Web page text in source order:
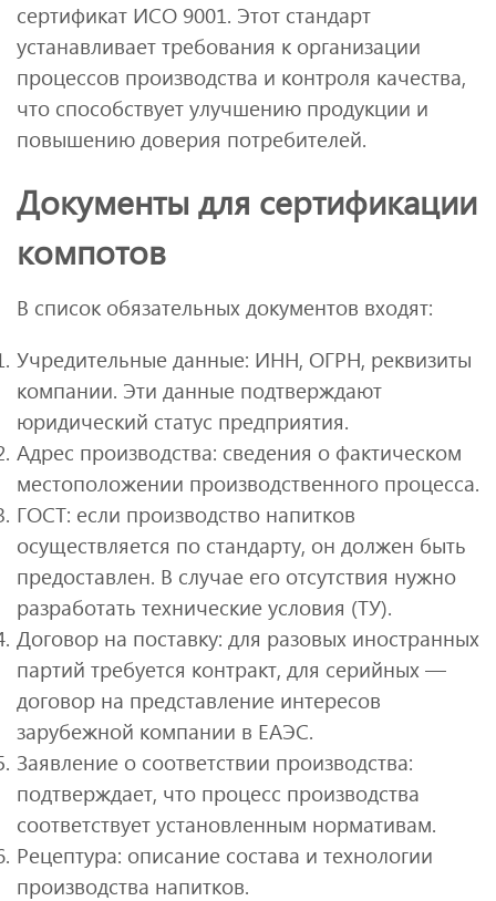
сертификат ИСО 9001. Этот стандарт
устанавливает требования к организации
процессов производства и контроля качества,
что способствует улучшению продукции и
повышению доверия потребителей.
Документы для сертификации
компотов
В список обязательных документов входят:
Учредительные данные: ИНН, ОГРН, реквизиты
компании. Эти данные подтверждают
юридический статус предприятия.
Адрес производства: сведения о фактическом
местоположении производственного процесса.
ГОСТ: если производство напитков
осуществляется по стандарту, он должен быть
предоставлен. В случае его отсутствия нужно
разработать технические условия (ТУ).
Договор на поставку: для разовых иностранных
партий требуется контракт, для серийных —
договор на представление интересов
зарубежной компании в ЕАЭС.
Заявление о соответствии производства:
подтверждает, что процесс производства
соответствует установленным нормативам.
Рецептура: описание состава и технологии
производства напитков.